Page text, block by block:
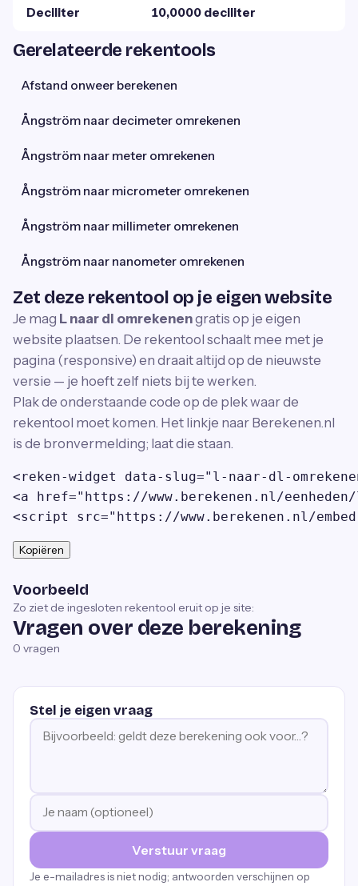
Deciliter 10,0000 deciliter
Gerelateerde rekentools
Afstand onweer berekenen
Ångström naar decimeter omrekenen
Ångström naar meter omrekenen
Ångström naar micrometer omrekenen
Ångström naar millimeter omrekenen
Ångström naar nanometer omrekenen
Zet deze rekentool op je eigen website
Je mag L naar dl omrekenengratis op je eigen
website plaatsen. De rekentool schaalt mee met je
pagina (responsive) en draait altijd op de nieuwste
versie — je hoeft zelf niets bij te werken.
Plak de onderstaande code op de plek waar de
rekentool moet komen. Het linkje naar Berekenen.nl
is de bronvermelding; laat die staan.
<reken-widget data-slug="l-naar-dl-
<a href="https://www.berekenen.nl/
<script src="https://www.berekenen.nl/
Kopiëren
Voorbeeld
Zo ziet de ingesloten rekentool eruit op je site:
Vragen over deze berekening
0 vragen
Stel je eigen vraag
Verstuur vraag
Je e-mailadres is niet nodig; antwoorden verschijnen op